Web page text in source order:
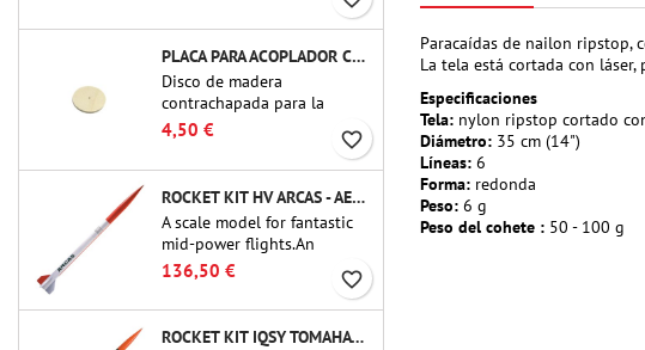
(marco) para acopladores de
tubo de 75 mm de Public
Missiles Ltd. (PT-3.0/QT-3.0)PLACA PARA ACOPLADOR CBP-2.1 - PUBLIC MISSILES LTD.
Disco de madera
contrachapada para la
fabricación de un mamparo
(marco) para acopladores de
tubo de 54 mm de Public
Missiles Ltd. (PT-2.1 o QT-
2.1)
4,50 € favorite_border
ROCKET KIT HV ARCAS - AEROTECH
A scale model for fantastic
mid-power flights.An
uncompromising kit that
allows you to build a replica
of one of the most famous
sounding-rocket ever.
136,50 € favorite_border
ROCKET KIT IQSY TOMAHAWK - AEROTECH
Paracaídas de nailon ripstop,
La tela está cortada con
Especificaciones
Tela: nylon ripstop cortado
Diámetro: 35 cm (14")
Líneas: 6
Forma: redonda
Peso: 6 g
Peso del cohete : 50 - 100 g